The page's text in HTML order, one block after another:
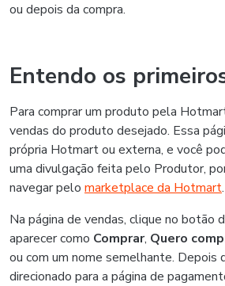
ou depois da compra.
Entendo os
Para comprar um produto pela
vendas do produto desejado. Essa
própria Hotmart ou externa, e você
uma divulgação feita pelo Produtor,
navegar pelo marketplace da Hotmart.
Na página de vendas, clique no botão
aparecer como Comprar, Quero
ou com um nome semelhante. Depois
direcionado para a página de